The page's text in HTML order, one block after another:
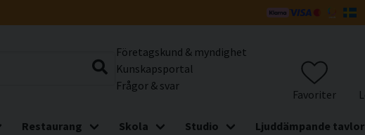
Företagskund & myndighet
Kunskapsportal
Frågor & svar
Restaurang Skola Studio
Ljuddämpande tavlor